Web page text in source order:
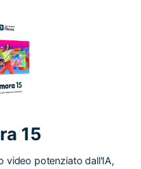
15
video potenziato dall'IA,